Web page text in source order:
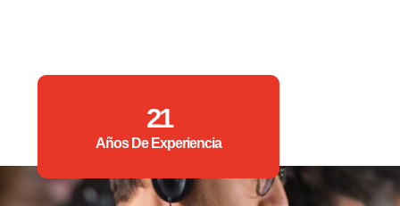
21
Años De Experiencia